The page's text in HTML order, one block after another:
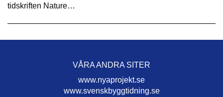
tidskriften Nature…
VÅRA ANDRA SITER
www.nyaprojekt.se
www.svenskbyggtidning.se